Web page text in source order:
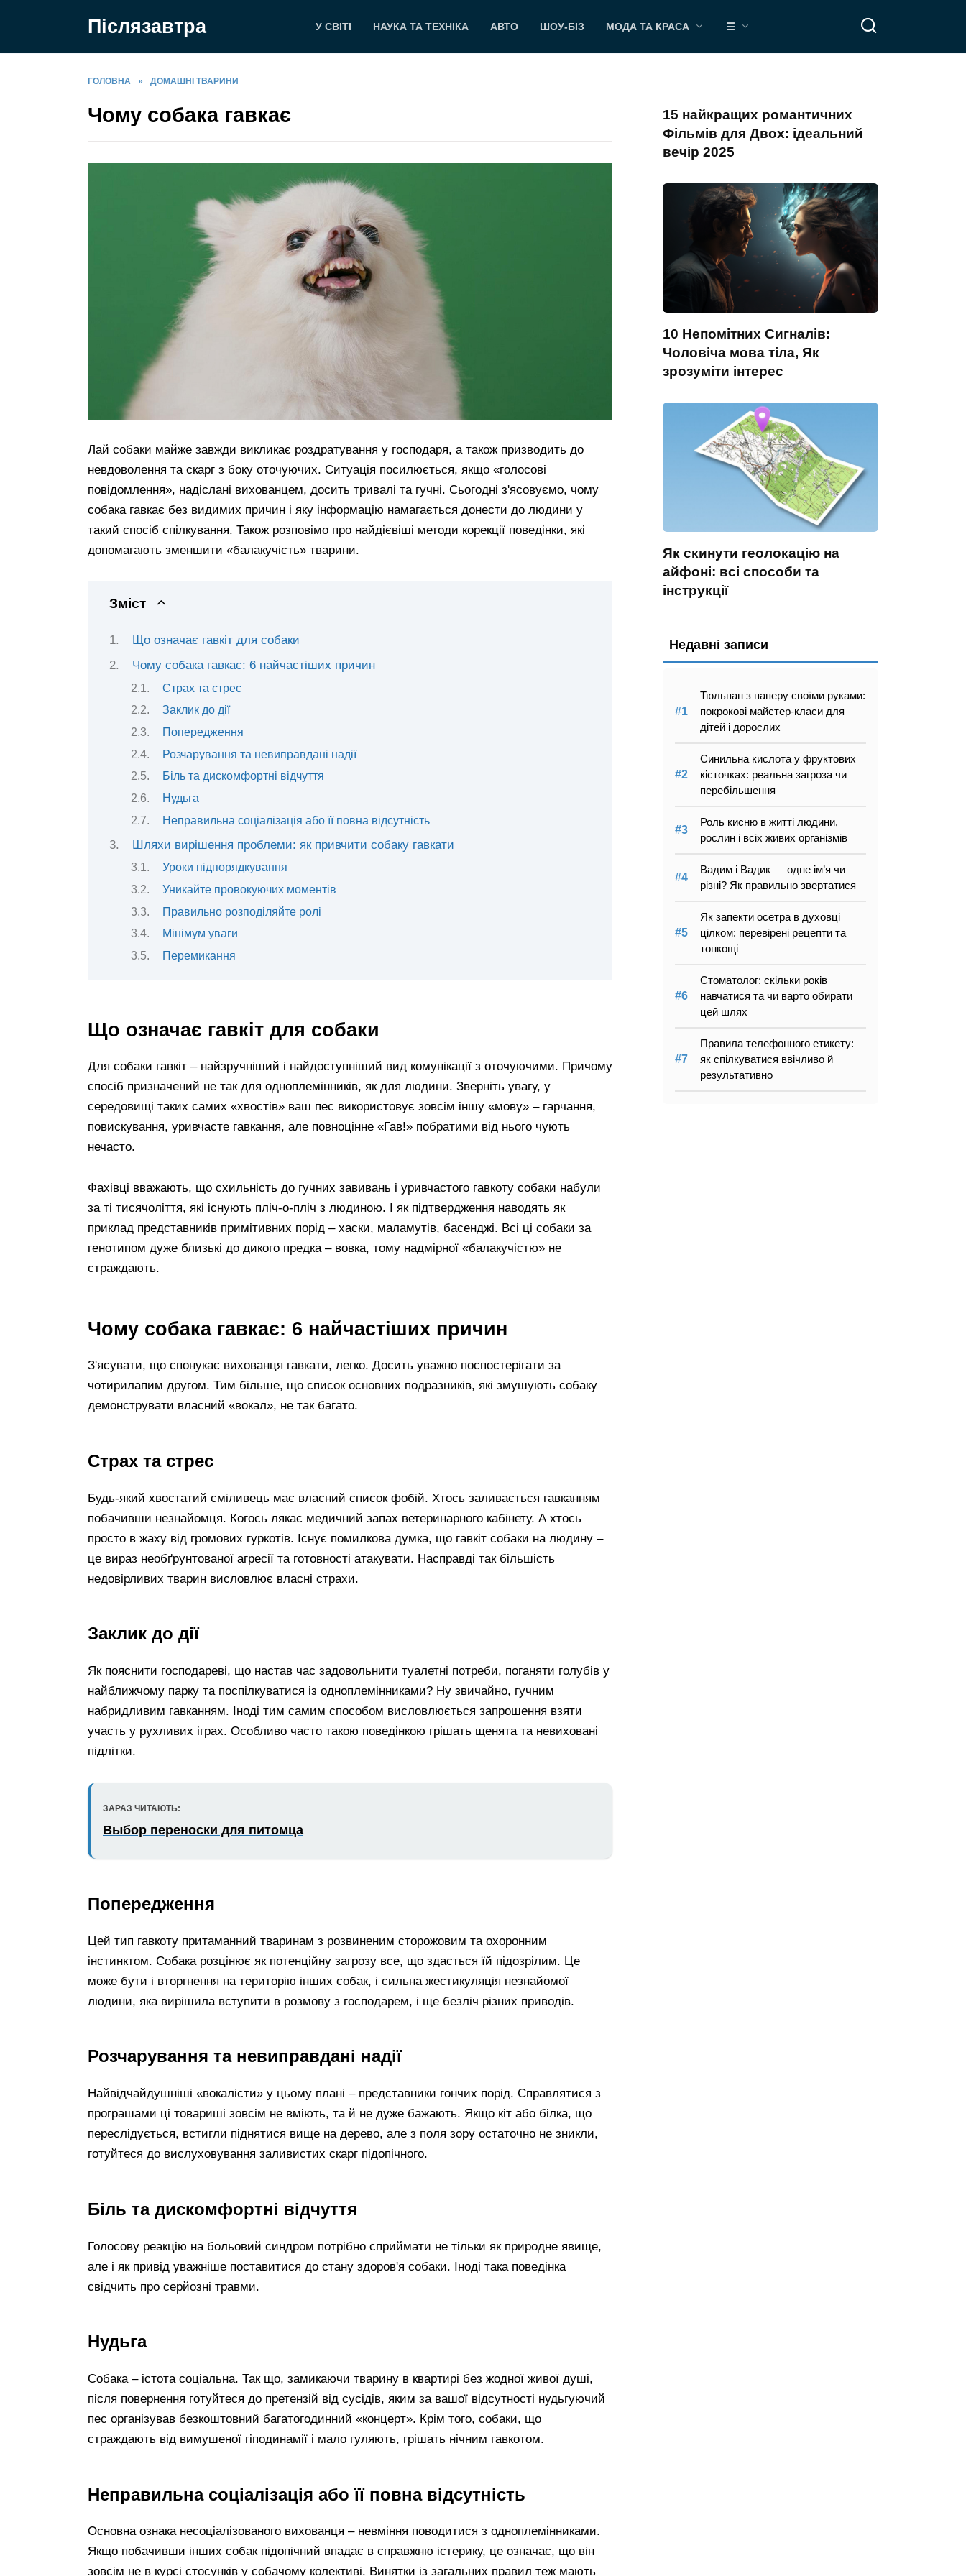
Післязавтра У СВІТІ НАУКА ТА ТЕХНІКА АВТО ШОУ-БІЗ МОДА ТА КРАСА ☰
ГОЛОВНА » ДОМАШНІ ТВАРИНИ
Чому собака гавкає
Лай собаки майже завжди викликає роздратування у господаря, а також призводить до
невдоволення та скарг з боку оточуючих. Ситуація посилюється, якщо «голосові
повідомлення», надіслані вихованцем, досить тривалі та гучні. Сьогодні з'ясовуємо, чому
собака гавкає без видимих причин і яку інформацію намагається донести до людини у
такий спосіб спілкування. Також розповімо про найдієвіші методи корекції поведінки, які
допомагають зменшити «балакучість» тварини.
Зміст
Що означає гавкіт для собаки
Чому собака гавкає: 6 найчастіших причин
Страх та стрес
Заклик до дії
Попередження
Розчарування та невиправдані надії
Біль та дискомфортні відчуття
Нудьга
Неправильна соціалізація або її повна відсутність
Шляхи вирішення проблеми: як привчити собаку гавкати
Уроки підпорядкування
Уникайте провокуючих моментів
Правильно розподіляйте ролі
Мінімум уваги
Перемикання
Що означає гавкіт для собаки
Для собаки гавкіт – найзручніший і найдоступніший вид комунікації з оточуючими. Причому
спосіб призначений не так для одноплемінників, як для людини. Зверніть увагу, у
середовищі таких самих «хвостів» ваш пес використовує зовсім іншу «мову» – гарчання,
повискування, уривчасте гавкання, але повноцінне «Гав!» побратими від нього чують
нечасто.
Фахівці вважають, що схильність до гучних завивань і уривчастого гавкоту собаки набули
за ті тисячоліття, які існують пліч-о-пліч з людиною. І як підтвердження наводять як
приклад представників примітивних порід – хаски, маламутів, басенджі. Всі ці собаки за
генотипом дуже близькі до дикого предка – вовка, тому надмірної «балакучістю» не
страждають.
Чому собака гавкає: 6 найчастіших причин
З'ясувати, що спонукає вихованця гавкати, легко. Досить уважно поспостерігати за
чотирилапим другом. Тим більше, що список основних подразників, які змушують собаку
демонструвати власний «вокал», не так багато.
Страх та стрес
Будь-який хвостатий сміливець має власний список фобій. Хтось заливається гавканням
побачивши незнайомця. Когось лякає медичний запах ветеринарного кабінету. А хтось
просто в жаху від громових гуркотів. Існує помилкова думка, що гавкіт собаки на людину –
це вираз необґрунтованої агресії та готовності атакувати. Насправді так більшість
недовірливих тварин висловлює власні страхи.
Заклик до дії
Як пояснити господареві, що настав час задовольнити туалетні потреби, поганяти голубів у
найближчому парку та поспілкуватися із одноплемінниками? Ну звичайно, гучним
набридливим гавканням. Іноді тим самим способом висловлюється запрошення взяти
участь у рухливих іграх. Особливо часто такою поведінкою грішать щенята та невиховані
підлітки.
ЗАРАЗ ЧИТАЮТЬ:
Выбор переноски для питомца
Попередження
Цей тип гавкоту притаманний тваринам з розвиненим сторожовим та охоронним
інстинктом. Собака розцінює як потенційну загрозу все, що здасться їй підозрілим. Це
може бути і вторгнення на територію інших собак, і сильна жестикуляція незнайомої
людини, яка вирішила вступити в розмову з господарем, і ще безліч різних приводів.
Розчарування та невиправдані надії
Найвідчайдушніші «вокалісти» у цьому плані – представники гончих порід. Справлятися з
програшами ці товариші зовсім не вміють, та й не дуже бажають. Якщо кіт або білка, що
переслідується, встигли піднятися вище на дерево, але з поля зору остаточно не зникли,
готуйтеся до вислуховування заливистих скарг підопічного.
Біль та дискомфортні відчуття
Голосову реакцію на больовий синдром потрібно сприймати не тільки як природне явище,
але і як привід уважніше поставитися до стану здоров'я собаки. Іноді така поведінка
свідчить про серйозні травми.
Нудьга
Собака – істота соціальна. Так що, замикаючи тварину в квартирі без жодної живої душі,
після повернення готуйтеся до претензій від сусідів, яким за вашої відсутності нудьгуючий
пес організував безкоштовний багатогодинний «концерт». Крім того, собаки, що
страждають від вимушеної гіподинамії і мало гуляють, грішать нічним гавкотом.
Неправильна соціалізація або її повна відсутність
Основна ознака несоціалізованого вихованця – невміння поводитися з одноплемінниками.
Якщо побачивши інших собак підопічний впадає в справжню істерику, це означає, що він
зовсім не в курсі стосунків у собачому колективі. Винятки із загальних правил теж мають
15 найкращих романтичних
Фільмів для Двох: ідеальний
вечір 2025
10 Непомітних Сигналів:
Чоловіча мова тіла, Як
зрозуміти інтерес
Як скинути геолокацію на
айфоні: всі способи та
інструкції
Недавні записи
Тюльпан з паперу своїми руками:
покрокові майстер-класи для
дітей і дорослих
Синильна кислота у фруктових
кісточках: реальна загроза чи
перебільшення
Роль кисню в житті людини,
рослин і всіх живих організмів
Вадим і Вадик — одне ім’я чи
різні? Як правильно звертатися
Як запекти осетра в духовці
цілком: перевірені рецепти та
тонкощі
Стоматолог: скільки років
навчатися та чи варто обирати
цей шлях
Правила телефонного етикету:
як спілкуватися ввічливо й
результативно